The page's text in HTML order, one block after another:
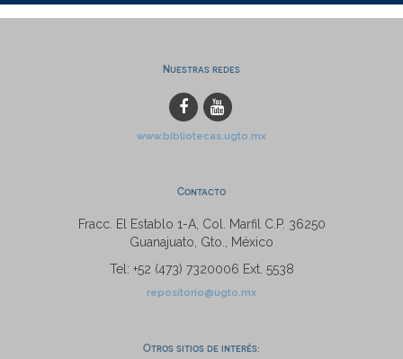
Nuestras redes
www.bibliotecas.ugto.mx
Contacto
Fracc. El Establo 1-A, Col. Marfil C.P. 36250
Guanajuato, Gto., México
Tel: +52 (473) 7320006 Ext. 5538
repositorio@ugto.mx
Otros sitios de interés: